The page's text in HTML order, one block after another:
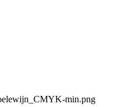
min.png